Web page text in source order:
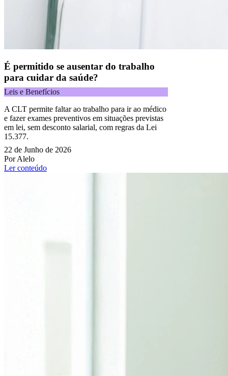
É permitido se ausentar do trabalho
para cuidar da saúde?
Leis e Benefícios
A CLT permite faltar ao trabalho para ir ao médico
e fazer exames preventivos em situações previstas
em lei, sem desconto salarial, com regras da Lei
15.377.
22 de Junho de 2026
Por Alelo
Ler conteúdo